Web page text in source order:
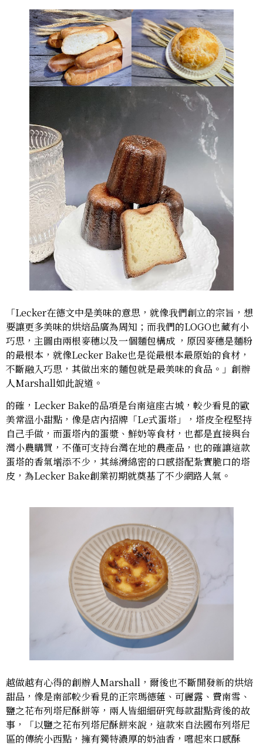
「Lecker在德文中是美味的意思，就像我們創立的宗旨，想
要讓更多美味的烘焙品廣為周知；而我們的LOGO也藏有小
巧思，主圖由兩根麥穗以及一個麵包構成 ，原因麥穗是麵粉
的最根本，就像Lecker Bake也是從最根本最原始的食材，
不斷融入巧思，其做出來的麵包就是最美味的食品。」創辦
人Marshall如此說道。
的確，Lecker Bake的品項是台南這座古城，較少看見的歐
美常溫小甜點，像是店內招牌「Le式蛋塔」，塔皮全程堅持
自己手做，而蛋塔內的蛋漿、鮮奶等食材，也都是直接與台
灣小農購買，不僅可支持台灣在地的農產品，也的確讓這款
蛋塔的香氣增添不少，其絲滑綿密的口感搭配紮實脆口的塔
皮，為Lecker Bake創業初期就奠基了不少網路人氣。
越做越有心得的創辦人Marshall，爾後也不斷開發新的烘焙
甜品，像是南部較少看見的正宗瑪德蓮、可麗露、費南雪、
鹽之花布列塔尼酥餅等，兩人皆細細研究每款甜點背後的故
事，「以鹽之花布列塔尼酥餅來說，這款來自法國布列塔尼
區的傳統小西點，擁有獨特濃厚的奶油香，嚐起來口感酥